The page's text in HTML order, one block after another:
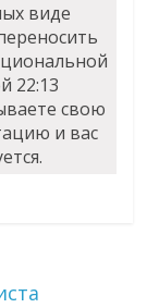
виде
22:13
свою
и вас